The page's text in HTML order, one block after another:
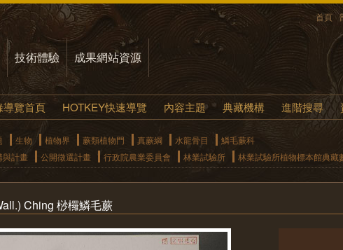
首頁
技術體驗 成果網站資源
導覽首頁 HOTKEY快速導覽 內容主題 典藏機構 進階搜尋
生物 植物界 蕨類植物門 真蕨綱 水龍骨目
鱗毛蕨科
與計畫 公開徵選計畫 行政院農業委員會 林業試驗所 林業試驗所植物標本館典藏
Ching 桫欏鱗毛蕨